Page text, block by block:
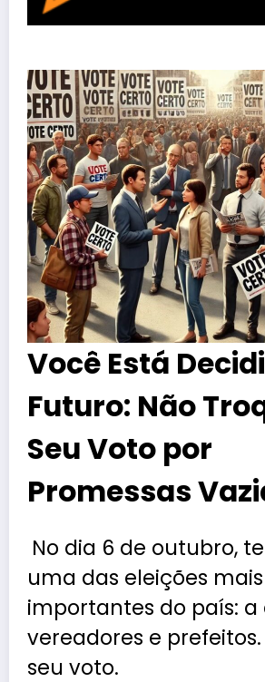
Você Está
Futuro: Não
Seu Voto por
Promessas
No dia 6 de outubro,
uma das eleições mais
importantes do país: a
vereadores e
seu voto.